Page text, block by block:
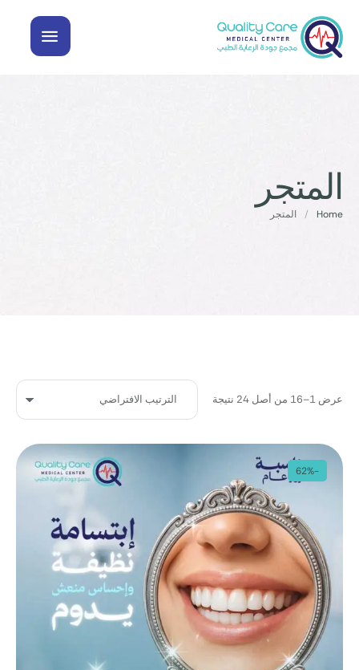
المتجر
Home
/ المتجر
عرض 1–16 من أصل 24 نتيجة
-62%